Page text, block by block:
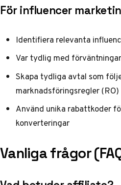
För influencer
Identifiera relevanta
Var tydlig med
Skapa tydliga avtal som
marknadsföringsregler (RO)
Använd unika rabattkoder
konverteringar
Vanliga frågor